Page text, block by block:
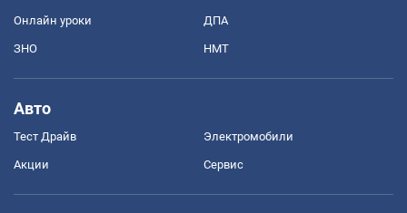
Онлайн уроки ДПА
ЗНО НМТ
Авто
Тест Драйв Электромобили
Акции Сервис